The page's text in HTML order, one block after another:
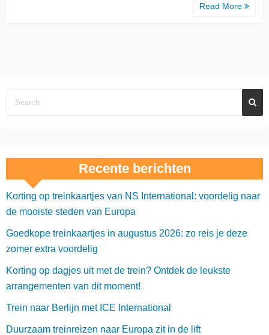
Read More
Recente berichten
Korting op treinkaartjes van NS International: voordelig naar
de mooiste steden van Europa
Goedkope treinkaartjes in augustus 2026: zo reis je deze
zomer extra voordelig
Korting op dagjes uit met de trein? Ontdek de leukste
arrangementen van dit moment!
Trein naar Berlijn met ICE International
Duurzaam treinreizen naar Europa zit in de lift